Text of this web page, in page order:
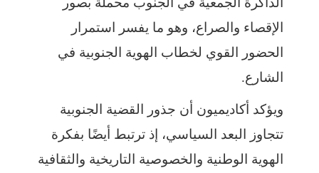
الإقصاء والصراع، وهو ما يفسر استمرار
الحضور القوي لخطاب الهوية الجنوبية في
الشارع.
ويؤكد أكاديميون أن جذور القضية الجنوبية
تتجاوز البعد السياسي، إذ ترتبط أيضًا بفكرة
الهوية الوطنية والخصوصية التاريخية والثقافية